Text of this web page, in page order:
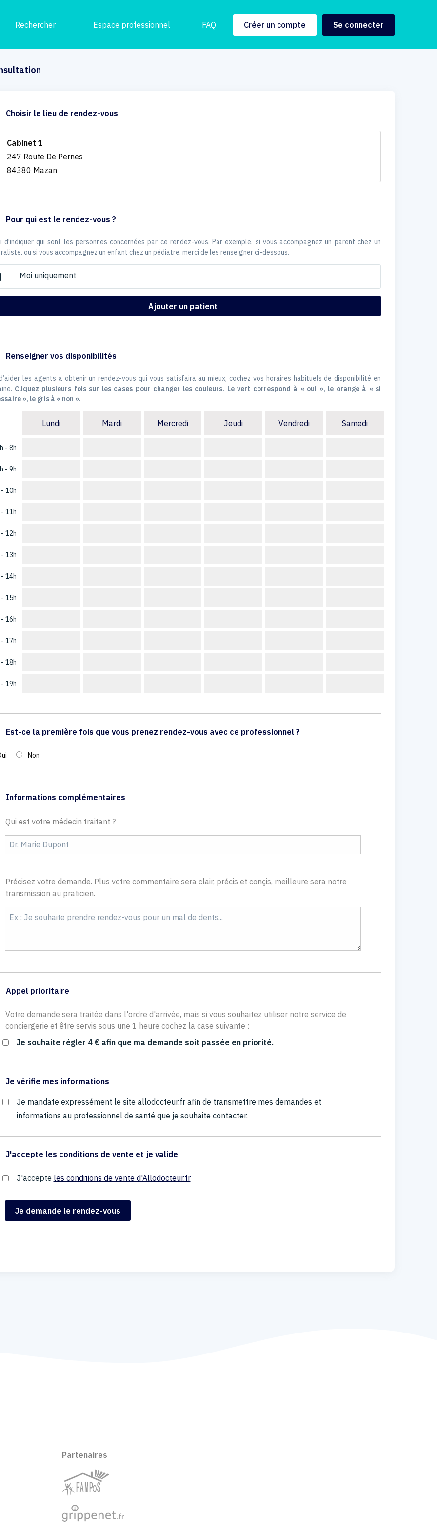
Rechercher Espace professionnel FAQ Créer un compte Se connecter
Choisir le lieu de rendez-vous
Cabinet 1
247 Route De Pernes
84380 Mazan
Pour qui est le rendez-vous ?
d'indiquer qui sont les personnes concernées par ce rendez-vous. Par exemple, si vous accompagnez un parent chez un
ou si vous accompagnez un enfant chez un pédiatre, merci de les renseigner ci-dessous.
Moi uniquement
Ajouter un patient
Renseigner vos disponibilités
les agents à obtenir un rendez-vous qui vous satisfaira au mieux, cochez vos horaires habituels de disponibilité en
Cliquez plusieurs fois sur les cases pour changer les couleurs. Le vert correspond à « oui », le orange à « si
», le gris à « non ».
- 8h
- 9h
10h
11h
12h
13h
14h
15h
16h
17h
18h
19h
Lundi Mardi Mercredi Jeudi Vendredi Samedi
Est-ce la première fois que vous prenez rendez-vous avec ce professionnel ?
Non
Informations complémentaires
Qui est votre médecin traitant ?
Précisez votre demande. Plus votre commentaire sera clair, précis et conçis, meilleure sera notre
transmission au praticien.
Appel prioritaire
Votre demande sera traitée dans l'ordre d'arrivée, mais si vous souhaitez utiliser notre service de
conciergerie et être servis sous une 1 heure cochez la case suivante :
Je souhaite régler 4 € afin que ma demande soit passée en priorité.
Je vérifie mes informations
Je mandate expressément le site allodocteur.fr afin de transmettre mes demandes et
informations au professionnel de santé que je souhaite contacter.
J'accepte les conditions de vente et je valide
J'accepte les conditions de vente d'Allodocteur.fr
Partenaires